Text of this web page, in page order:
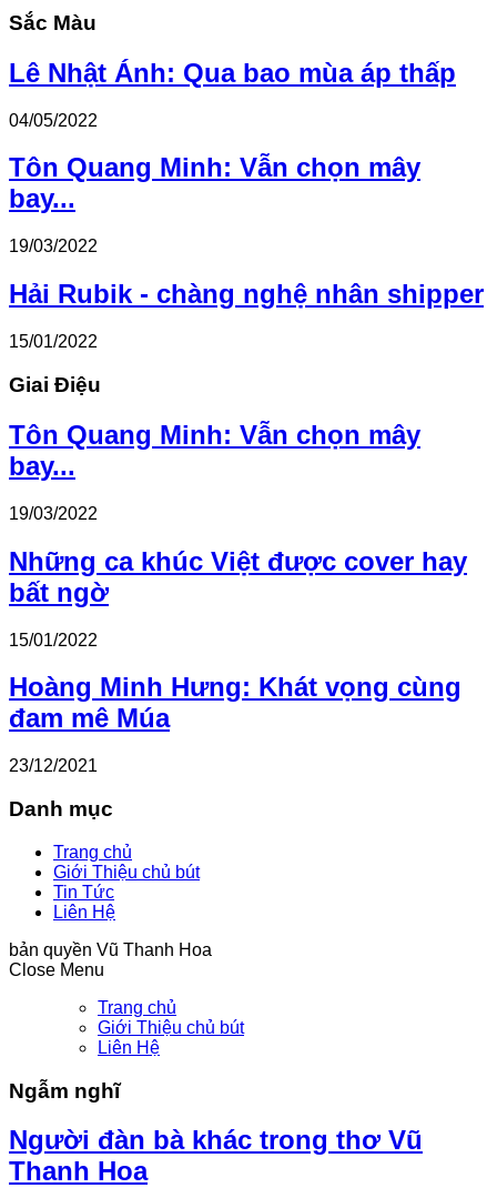
Sắc Màu
Lê Nhật Ánh: Qua bao mùa áp thấp
04/05/2022
Tôn Quang Minh: Vẫn chọn mây
bay...
19/03/2022
Hải Rubik - chàng nghệ nhân shipper
15/01/2022
Giai Điệu
Tôn Quang Minh: Vẫn chọn mây
bay...
19/03/2022
Những ca khúc Việt được cover hay
bất ngờ
15/01/2022
Hoàng Minh Hưng: Khát vọng cùng
đam mê Múa
23/12/2021
Danh mục
Trang chủ
Giới Thiệu chủ bút
Tin Tức
Liên Hệ
bản quyền Vũ Thanh Hoa
Close Menu
Trang chủ
Giới Thiệu chủ bút
Liên Hệ
Ngẫm nghĩ
Người đàn bà khác trong thơ Vũ
Thanh Hoa